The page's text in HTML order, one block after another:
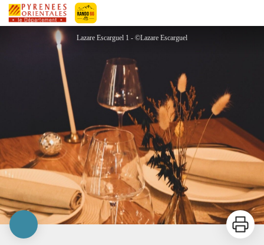
LAZARE
Lazare Escarguel 1 - ©Lazare Escarguel
Imprimer